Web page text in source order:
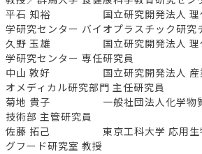
平石 知裕 国立研究開発法人 理化
学研究センター バイオプラスチック研究
久野 玉雄 国立研究開発法人 理化
学研究センター 専任研究員
中山 敦好 国立研究開発法人 産業
オメディカル研究部門 主任研究員
菊地 貴子 一般社団法人化学物質
技術部 主管研究員
佐藤 拓己 東京工科大学 応用生物
グフード研究室 教授